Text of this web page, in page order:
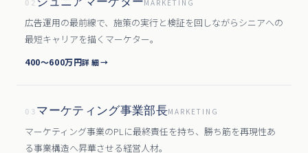
02 MARKETING
広告運用の最前線で、施策の実行と検証を回しながらシニアへの
最短キャリアを描くマーケター。
400〜600万円詳細→
03 マーケティング事業部長MARKETING
マーケティング事業のPLに最終責任を持ち、勝ち筋を再現性あ
る事業構造へ昇華させる経営人材。